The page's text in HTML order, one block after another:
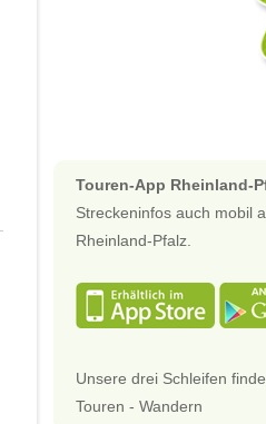
Touren-App Rheinland-
Streckeninfos auch mobil
Rheinland-Pfalz.
Unsere drei Schleifen
Touren - Wandern